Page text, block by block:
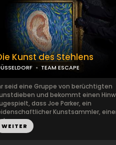
Kunst des Stehlens
TEAM ESCAPE
seid eine Gruppe von berüchtigten
und bekommt einen
dass Joe Parker, ein
Kunstsammler,
WEITER